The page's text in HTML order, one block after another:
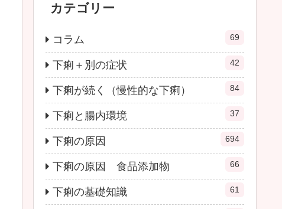
カテゴリー
コラム 69
下痢＋別の症状 42
下痢が続く（慢性的な下痢） 84
下痢と腸内環境 37
下痢の原因 694
下痢の原因 食品添加物 66
下痢の基礎知識 61